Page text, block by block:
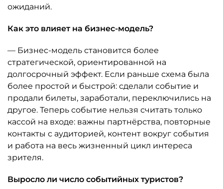
ожиданий.
Как это влияет на бизнес-модель?
— Бизнес-модель становится более
стратегической, ориентированной на
долгосрочный эффект. Если раньше схема была
более простой и быстрой: сделали событие и
продали билеты, заработали, переключились на
другое. Теперь событие нельзя считать только
кассой на входе: важны партнёрства, повторные
контакты с аудиторией, контент вокруг события
и работа на весь жизненный цикл интереса
зрителя.
Выросло ли число событийных туристов?